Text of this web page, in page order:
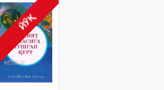
ЙЎҚ